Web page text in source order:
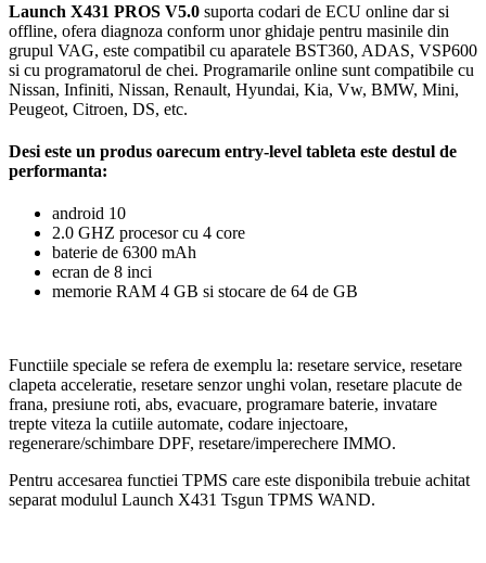
Launch X431 PROS V5.0 suporta codari de ECU online dar si
offline, ofera diagnoza conform unor ghidaje pentru masinile din
grupul VAG, este compatibil cu aparatele BST360, ADAS, VSP600
si cu programatorul de chei. Programarile online sunt compatibile cu
Nissan, Infiniti, Nissan, Renault, Hyundai, Kia, Vw, BMW, Mini,
Peugeot, Citroen, DS, etc.
Desi este un produs oarecum entry-level tableta este destul de
performanta:
android 10
2.0 GHZ procesor cu 4 core
baterie de 6300 mAh
ecran de 8 inci
memorie RAM 4 GB si stocare de 64 de GB
Functiile speciale se refera de exemplu la: resetare service, resetare
clapeta acceleratie, resetare senzor unghi volan, resetare placute de
frana, presiune roti, abs, evacuare, programare baterie, invatare
trepte viteza la cutiile automate, codare injectoare,
regenerare/schimbare DPF, resetare/imperechere IMMO.
Pentru accesarea functiei TPMS care este disponibila trebuie achitat
separat modulul Launch X431 Tsgun TPMS WAND.